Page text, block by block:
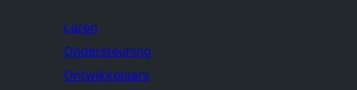
Leren
Ondersteuning
Ontwikkelaars